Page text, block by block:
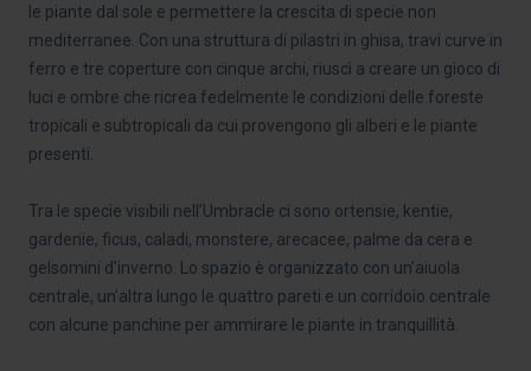
le piante dal sole e permettere la crescita di specie non
mediterranee. Con una struttura di pilastri in ghisa, travi curve in
ferro e tre coperture con cinque archi, riuscì a creare un gioco di
luci e ombre che ricrea fedelmente le condizioni delle foreste
tropicali e subtropicali da cui provengono gli alberi e le piante
presenti.
Tra le specie visibili nell’Umbracle ci sono ortensie, kentie,
gardenie, ficus, caladi, monstere, arecacee, palme da cera e
gelsomini d’inverno. Lo spazio è organizzato con un’aiuola
centrale, un’altra lungo le quattro pareti e un corridoio centrale
con alcune panchine per ammirare le piante in tranquillità.